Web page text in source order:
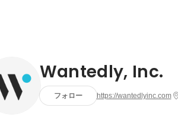
Wantedly, Inc.
フォロー https://wantedlyinc.com